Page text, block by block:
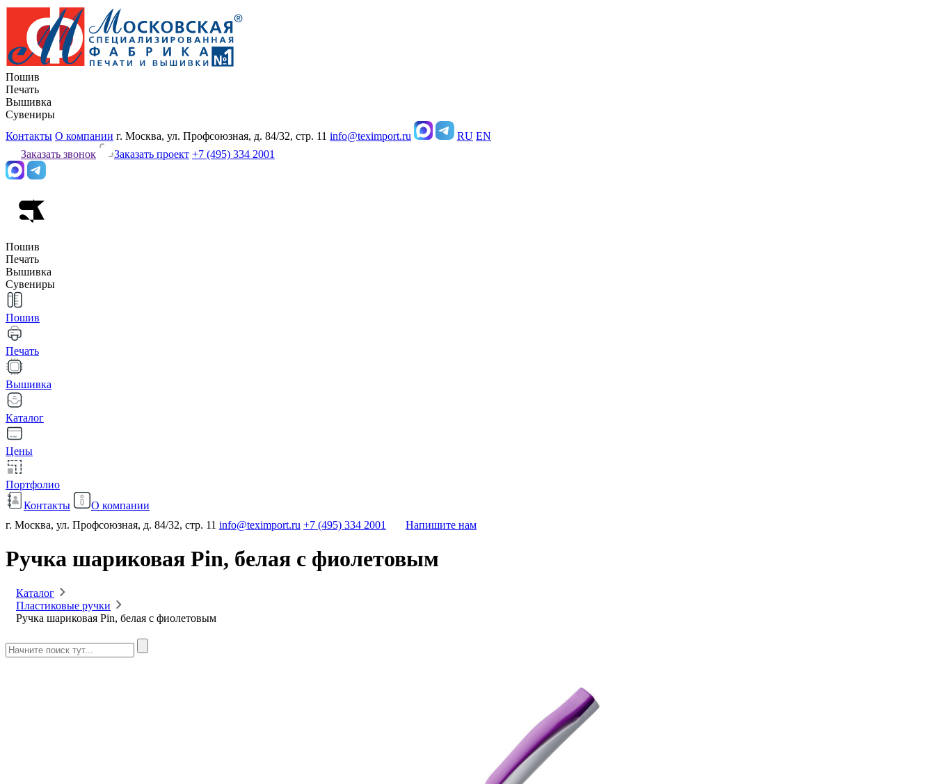
Пошив
Печать
Вышивка
Сувениры
Контакты О компании г. Москва, ул. Профсоюзная, д. 84/32, стр. 11 info@teximport.ru RU EN
Заказать звонок
Заказать проект +7 (495) 334 2001
Пошив
Печать
Вышивка
Сувениры
Пошив
Печать
Вышивка
Каталог
Цены
Портфолио
Контакты
О компании
г. Москва, ул. Профсоюзная, д. 84/32, стр. 11 info@teximport.ru +7 (495) 334 2001 Напишите нам
Ручка шариковая Pin, белая с фиолетовым
Каталог
Пластиковые ручки
Ручка шариковая Pin, белая с фиолетовым